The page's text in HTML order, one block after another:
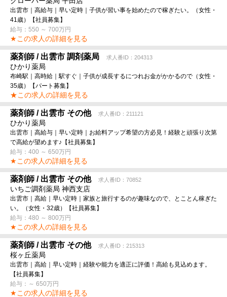
出雲市｜高給与｜早い定時｜子供が習い事を始めたので稼ぎたい。（女性・
41歳）【社員募集】
給与：550 ～ 700万円
★この求人の詳細を見る
薬剤師 / 出雲市 調剤薬局 求人番ID：204313
ひかり薬局
布崎駅｜高時給｜駅すぐ｜子供が成長するにつれお金がかかるので（女性・
35歳）【パート募集】
★この求人の詳細を見る
薬剤師 / 出雲市 その他 求人番ID：211121
ひかり薬局
出雲市｜高給与｜早い定時｜お給料アップ希望の方必見！経験と頑張り次第
で高給が望めます♪【社員募集】
給与：400 ～ 650万円
★この求人の詳細を見る
薬剤師 / 出雲市 その他 求人番ID：70852
いちご調剤薬局 神西支店
出雲市｜高給｜早い定時｜家族と旅行するのが趣味なので、とことん稼ぎた
い。（女性・32歳）【社員募集】
給与：480 ～ 800万円
★この求人の詳細を見る
薬剤師 / 出雲市 その他 求人番ID：215313
桜ヶ丘薬局
出雲市｜高給｜早い定時｜経験や能力を適正に評価！高給も見込めます。
【社員募集】
給与：～ 650万円
★この求人の詳細を見る